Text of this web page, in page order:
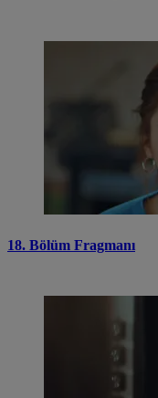
18. Bölüm Fragmanı